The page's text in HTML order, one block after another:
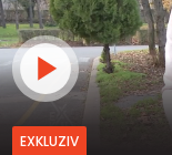
EXKLUZIV